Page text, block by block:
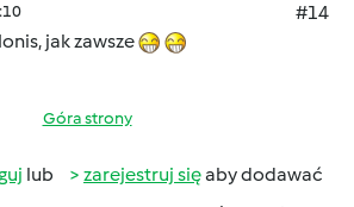
#14
jak zawsze
Góra strony
lub zarejestruj sięaby dodawać